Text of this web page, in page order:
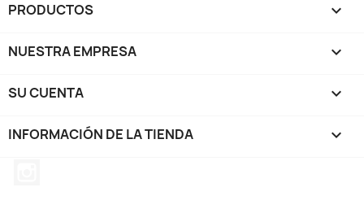
PRODUCTOS 
NUESTRA EMPRESA 
SU CUENTA 
INFORMACIÓN DE LA TIENDA keyboard_arrow_down